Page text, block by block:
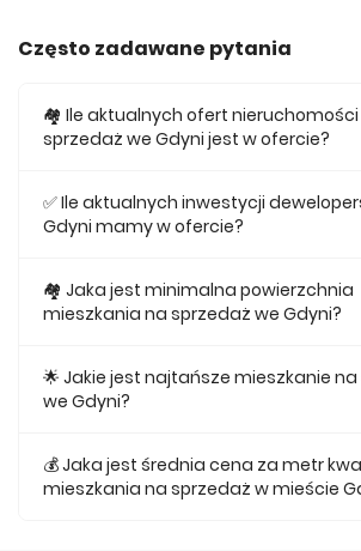
Często zadawane pytania
🏘️ Ile aktualnych ofert nieruchomości
sprzedaż we Gdyni jest w ofercie?
we Gdyni.
✅ Ile aktualnych inwestycji
Gdyni mamy w ofercie?
deweloperskich we Gdyni.
🏘 Jaka jest minimalna powierzchnia
mieszkania na sprzedaż we Gdyni?
jest 25,07.
🌟 Jakie jest najtańsze mieszkanie
we Gdyni?
ofercie kosztuje 296 464 zł.
💰 Jaka jest średnia cena za metr
mieszkania na sprzedaż w mieście